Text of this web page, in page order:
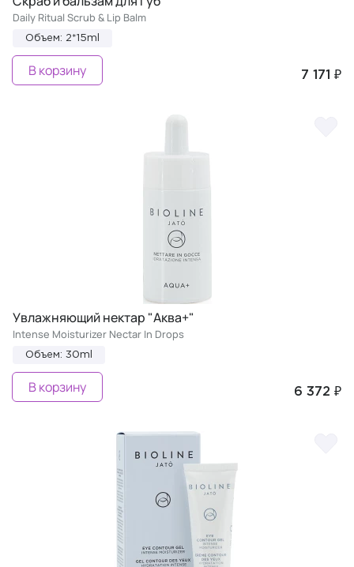
Daily Ritual Scrub & Lip Balm
Объем: 2*15ml
7 171 ₽
В корзину
Увлажняющий нектар "Аква+"
Intense Moisturizer Nectar In Drops
Объем: 30ml
6 372 ₽
В корзину